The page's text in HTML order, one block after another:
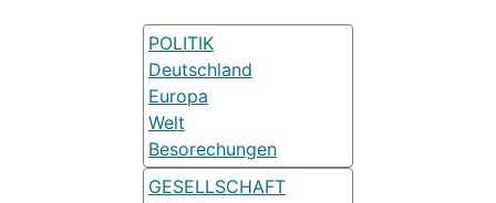
POLITIK
Deutschland
Europa
Welt
Besorechungen
GESELLSCHAFT